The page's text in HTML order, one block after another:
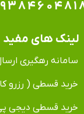
لینک های مفید
سامانه رهگیری
خرید قسطی ( رزرو
خرید قسطی دیجی